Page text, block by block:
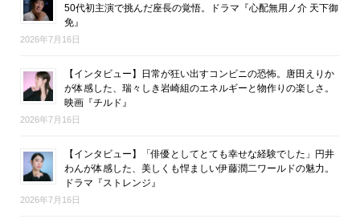
50代初主演で挑んだ座長の覚悟。ドラマ『心配無用ノ介 天下御
免』
2026年7月16日
【インタビュー】日常が狂い出すコンビニの恐怖。唐田えりか
が体感した、瑞々しき岩崎組のエネルギーと物作りの楽しさ。
映画『チルド』
2026年7月16日
【インタビュー】「俳優としてとても幸せな経験でした」円井
わんが体感した、美しくも悍ましい伊藤潤二ワールドの魅力。
ドラマ『ストレンジ』
2026年7月16日